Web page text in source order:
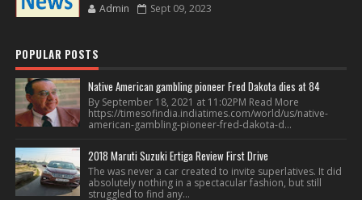
Admin Sept 09, 2023
POPULAR POSTS
Native American gambling pioneer Fred Dakota dies at 84
By September 18, 2021 at 11:02PM Read More
https://timesofindia.indiatimes.com/world/us/native-
american-gambling-pioneer-fred-dakota-d...
2018 Maruti Suzuki Ertiga Review First Drive
The was never a car created to invite superlatives. It did
absolutely nothing in a spectacular fashion, but still
struggled to find any...